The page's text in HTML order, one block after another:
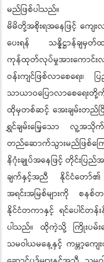
မည်ဖြစ်ပါသည်။
မိမိတို့အစိုးရအနေဖြင့် ကျေ
ပေးရန် သန္နိဋ္ဌာန်ချမှတ်
ကုန်ထုတ်လုပ်မှုအားကောင်း
ဝန်းကျင်ဖြစ်လာစေရေး၊
သာယာဝပြောလာစေရေး
ထိုမှတစ်ဆင့် အေးချမ်းတည်င
ရွှင်ချမ်းမြေ့သော လူ့အသို
တည်ဆောက်သွားမည်ဖြစ်ကြေ
နိဂုံးချုပ်အနေဖြင့် တိုင်း
ချက်နှင့်အညီ နိုင်ငံတော်
အရင်းအမြစ်များကို စနစ်
နိုင်ငံတကာနှင့် ရင်ပေါင်တန်
ပါသည်။ ထိုကဲ့သို့ ကြိုးပမ်း
သမဝါယမနေ့နှင့် ကမ္ဘာ့က